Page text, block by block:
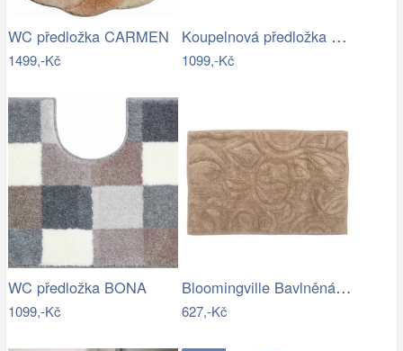
WC předložka CARMEN
1499,-Kč
Koupelnová předložka ART
1099,-Kč
WC předložka BONA
1099,-Kč
Bloomingville Bavlněná koupelnová…
627,-Kč